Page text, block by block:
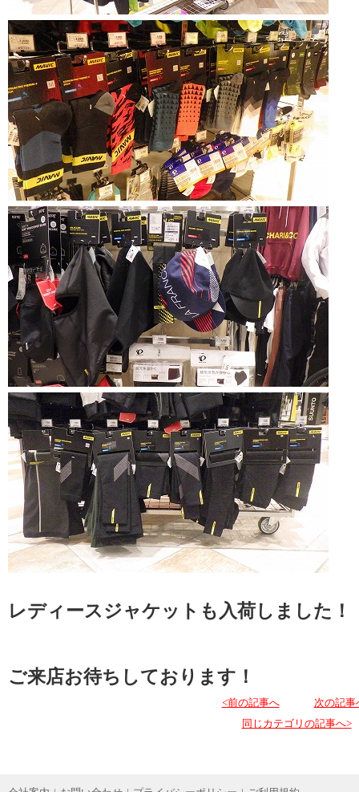
レディースジャケットも入荷しました！
ご来店お待ちしております！
<前の記事へ
次の記事
同じカテゴリの記事へ>